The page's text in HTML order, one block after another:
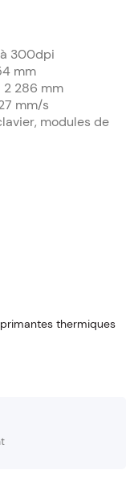
300dpi
mm
2 286 mm
mm/s
modules de
thermiques